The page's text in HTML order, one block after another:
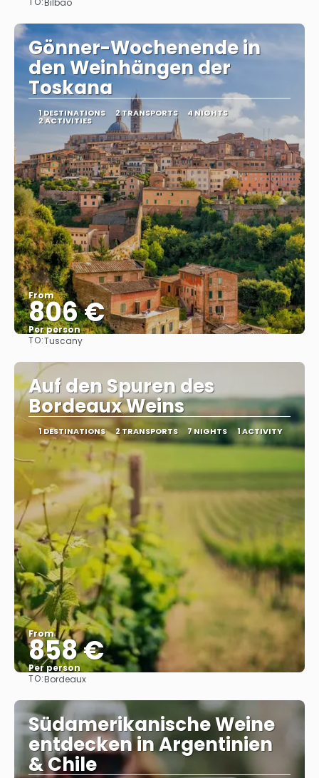
Gönner-Wochenende in
den Weinhängen der
Toskana
1 DESTINATIONS 2 TRANSPORTS 4 NIGHTS
2 ACTIVITIES
From
806 €
Per person
TO:Tuscany
Auf den Spuren des
Bordeaux Weins
1 DESTINATIONS 2 TRANSPORTS 7 NIGHTS 1 ACTIVITY
From
858 €
Per person
TO:Bordeaux
Südamerikanische Weine
entdecken in Argentinien
& Chile